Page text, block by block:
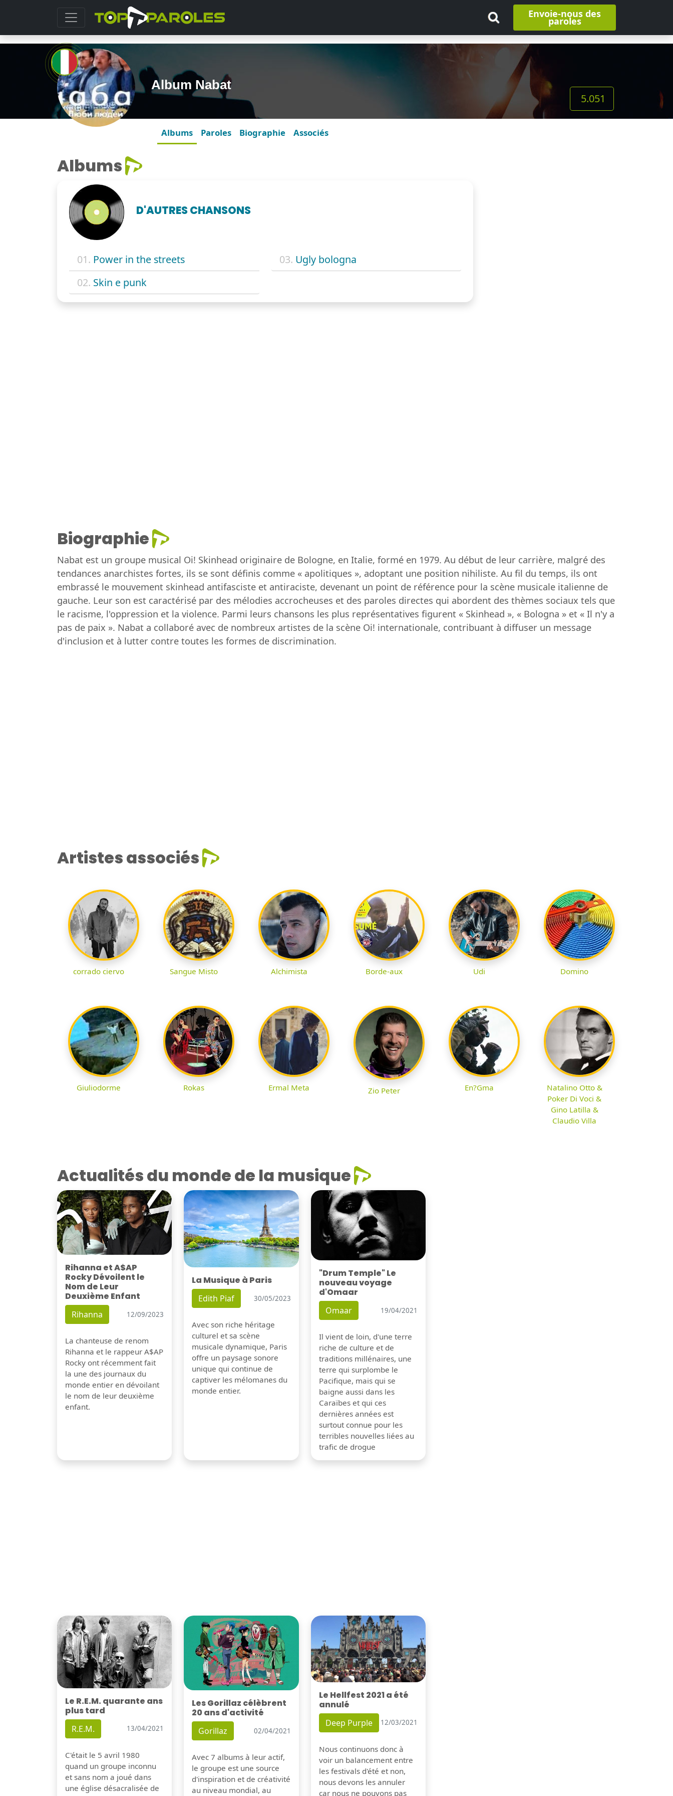
Envoie-nous des
paroles
Album Nabat
5.051
Albums Paroles Biographie Associés
Albums
D'AUTRES CHANSONS
01. Power in the streets
02. Skin e punk
03. Ugly bologna
Biographie
Nabat est un groupe musical Oi! Skinhead originaire de Bologne, en Italie, formé en 1979. Au début de leur carrière, malgré des
tendances anarchistes fortes, ils se sont définis comme « apolitiques », adoptant une position nihiliste. Au fil du temps, ils ont
embrassé le mouvement skinhead antifasciste et antiraciste, devenant un point de référence pour la scène musicale italienne de
gauche. Leur son est caractérisé par des mélodies accrocheuses et des paroles directes qui abordent des thèmes sociaux tels que
le racisme, l'oppression et la violence. Parmi leurs chansons les plus représentatives figurent « Skinhead », « Bologna » et « Il n'y a
pas de paix ». Nabat a collaboré avec de nombreux artistes de la scène Oi! internationale, contribuant à diffuser un message
d'inclusion et à lutter contre toutes les formes de discrimination.
Artistes associés
corrado ciervo Sangue Misto Alchimista Borde-aux Udi Domino
Giuliodorme Rokas Ermal Meta Zio Peter En?Gma
Natalino Otto &
Poker Di Voci &
Gino Latilla &
Claudio Villa
Actualités du monde de la musique
Rihanna et A$AP
Rocky Dévoilent le
Nom de Leur
Deuxième Enfant
Rihanna 12/09/2023
La chanteuse de renom
Rihanna et le rappeur A$AP
Rocky ont récemment fait
la une des journaux du
monde entier en dévoilant
le nom de leur deuxième
enfant.
La Musique à Paris
Edith Piaf 30/05/2023
Avec son riche héritage
culturel et sa scène
musicale dynamique, Paris
offre un paysage sonore
unique qui continue de
captiver les mélomanes du
monde entier.
"Drum Temple" Le
nouveau voyage
d'Omaar
Omaar 19/04/2021
Il vient de loin, d'une terre
riche de culture et de
traditions millénaires, une
terre qui surplombe le
Pacifique, mais qui se
baigne aussi dans les
Caraïbes et qui ces
dernières années est
surtout connue pour les
terribles nouvelles liées au
trafic de drogue
Le R.E.M. quarante ans
plus tard
R.E.M. 13/04/2021
C'était le 5 avril 1980
quand un groupe inconnu
et sans nom a joué dans
une église désacralisée de
Les Gorillaz célèbrent
20 ans d'activité
Gorillaz 02/04/2021
Avec 7 albums à leur actif,
le groupe est une source
d'inspiration et de créativité
au niveau mondial, au
Le Hellfest 2021 a été
annulé
Deep Purple 12/03/2021
Nous continuons donc à
voir un balancement entre
les festivals d'été et non,
nous devons les annuler
car nous ne pouvons pas